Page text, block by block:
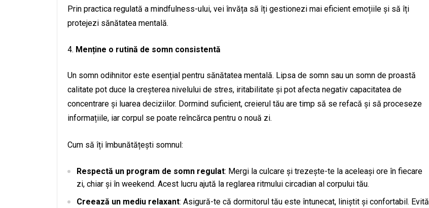
Prin practica regulată a mindfulness-ului, vei învăța să îți gestionezi mai eficient emoțiile și să îți
protejezi sănătatea mentală.
Menține o rutină de somn consistentă
Un somn odihnitor este esențial pentru sănătatea mentală. Lipsa de somn sau un somn de proastă
calitate pot duce la creșterea nivelului de stres, iritabilitate și pot afecta negativ capacitatea de
concentrare și luarea deciziilor. Dormind suficient, creierul tău are timp să se refacă și să proceseze
informațiile, iar corpul se poate reîncărca pentru o nouă zi.
Cum să îți îmbunătățești somnul:
Respectă un program de somn regulat: Mergi la culcare și trezește-te la aceleași ore în fiecare
zi, chiar și în weekend. Acest lucru ajută la reglarea ritmului circadian al corpului tău.
Creează un mediu relaxant: Asigură-te că dormitorul tău este întunecat, liniștit și confortabil. Evită